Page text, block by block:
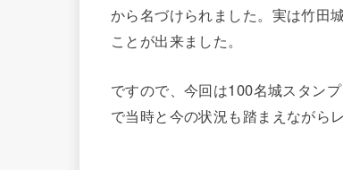
から名づけられました。実は竹田
ことが出来ました。
ですので、今回は100名城スタン
で当時と今の状況も踏まえながら